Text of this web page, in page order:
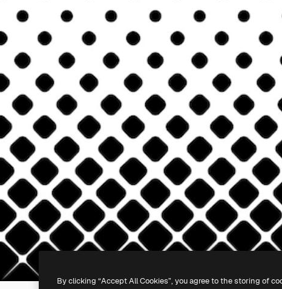
By clicking “Accept All Cookies”, you agree to the storing of